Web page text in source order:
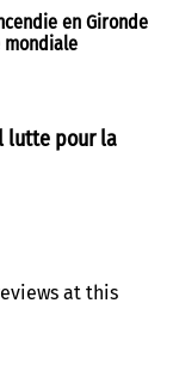
en Gironde
lutte pour la
at this